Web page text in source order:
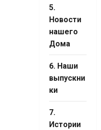
5.
Новости
нашего
Дома
6. Наши
выпускни
ки
7.
Истории